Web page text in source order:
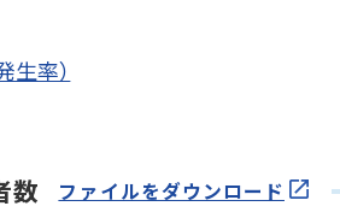
率）
数 ファイルをダウンロード